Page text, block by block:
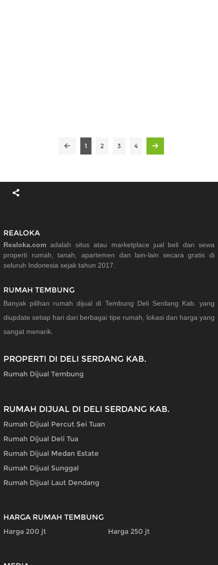
1 2 3 4
REALOKA
Realoka.com adalah situs atau marketplace jual beli dan sewa
properti rumah, tanah, apartemen dan lain-lain secara gratis di
seluruh Indonesia sejak tahun 2017.
RUMAH TEMBUNG
Banyak pilihan rumah dijual di Tembung Deli Serdang Kab. yang
diupdate setiap hari dari berbagai tipe rumah, lokasi dan harga yang
sangat menarik.
PROPERTI DI DELI SERDANG KAB.
Rumah Dijual Tembung
RUMAH DIJUAL DI DELI SERDANG KAB.
Rumah Dijual Percut Sei Tuan
Rumah Dijual Deli Tua
Rumah Dijual Medan Estate
Rumah Dijual Sunggal
Rumah Dijual Laut Dendang
HARGA RUMAH TEMBUNG
Harga 200 jt Harga 250 jt